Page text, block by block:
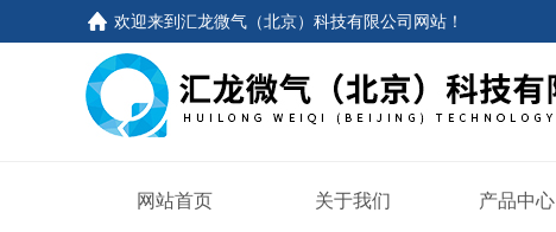
欢迎来到汇龙微气（北京）科技有限公司网站 ！
网站首页 关于我们 产品中心